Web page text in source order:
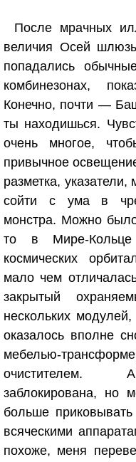
После мрачных
величия Осей
попадались
комбинезонах,
Конечно, почти —
ты находишься.
очень многое,
привычное
разметка,
сойти с ума в
монстра. Можно
то в Мире-
космических
мало чем
закрытый
нескольких
оказалось вполне
мебелью-
очистителем.
заблокирована, но
больше
всяческими
похоже, меня